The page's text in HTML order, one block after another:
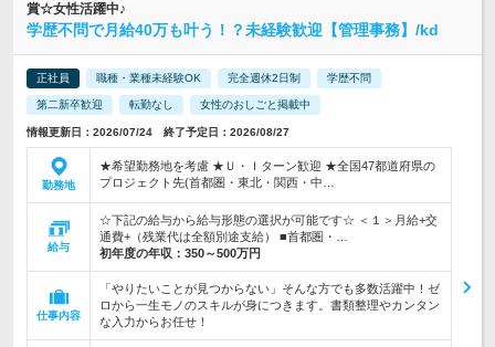
賞☆女性活躍中♪
学歴不問で月給40万も叶う！？未経験歓迎【管理事務】/kd
正社員 職種・業種未経験OK 完全週休2日制 学歴不問
第二新卒歓迎 転勤なし 女性のおしごと掲載中
情報更新日：2026/07/24 終了予定日：2026/08/27
勤務地
★希望勤務地を考慮 ★Ｕ・Ｉターン歓迎 ★全国47都道府県の
プロジェクト先(首都圏・東北・関西・中…
給与
☆下記の給与から給与形態の選択が可能です☆ ＜１＞月給+交
通費+（残業代は全額別途支給） ■首都圏・…
初年度の年収： 350～500万円
仕事内容
「やりたいことが見つからない」そんな方でも多数活躍中！ゼ
ロから一生モノのスキルが身につきます。書類整理やカンタン
な入力からお任せ！